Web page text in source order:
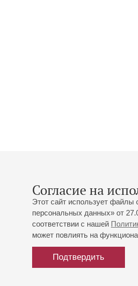
Согласие на
Этот сайт использует файлы
персональных данных» от
соответствии с нашей
может повлиять на
Подтвердить